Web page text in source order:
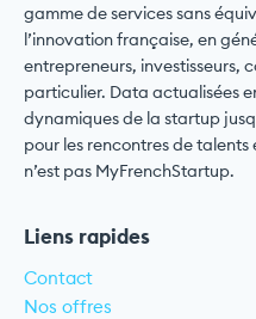
gamme de services sans
l’innovation française, en
entrepreneurs, investisseurs,
particulier. Data actualisées
dynamiques de la startup
pour les rencontres de
n’est pas MyFrenchStartup.
Liens rapides
Contact
Nos offres